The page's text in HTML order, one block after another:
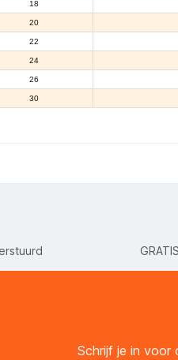
18
20
22
24
26
30
Schrijf je in voor